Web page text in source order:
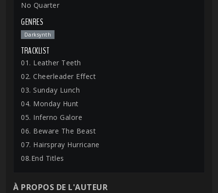
No Quarter
GENRES
Darksynth
TRACKLIST
01. Leather Teeth
02. Cheerleader Effect
03. Sunday Lunch
04. Monday Hunt
05. Inferno Galore
06. Beware The Beast
07. Hairspray Hurricane
08.End Titles
À PROPOS DE L'AUTEUR